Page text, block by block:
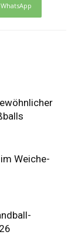
WhatsApp
Weiche-